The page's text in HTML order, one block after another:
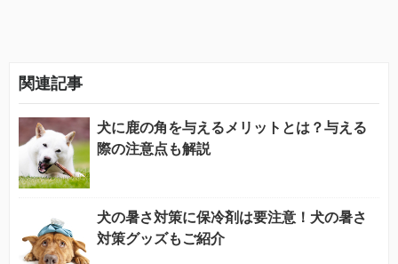
関連記事
犬に鹿の角を与えるメリットとは？与える
際の注意点も解説
犬の暑さ対策に保冷剤は要注意！犬の暑さ
対策グッズもご紹介